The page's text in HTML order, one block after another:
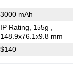
3000 mAh
IP Rating, 155g
148.9x76.1x9.8 mm
$140